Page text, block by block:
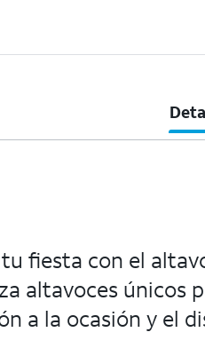
fiesta con el
altavoces
a la ocasión y el